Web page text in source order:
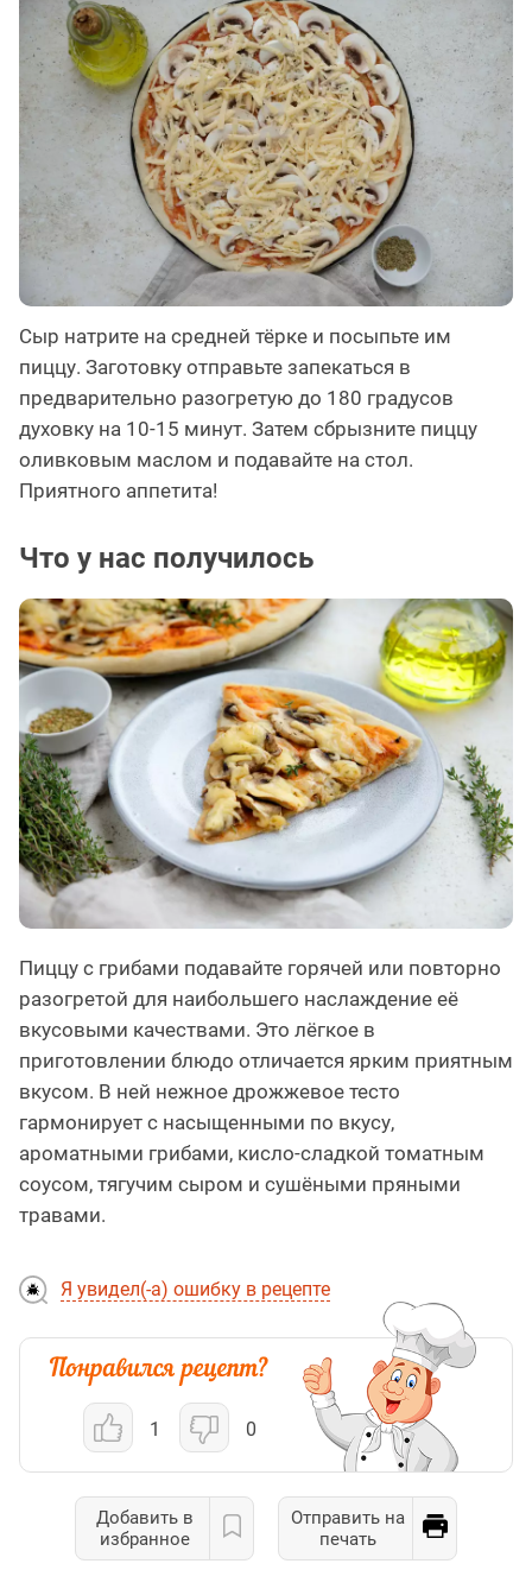
Сыр натрите на средней тёрке и посыпьте им
пиццу. Заготовку отправьте запекаться в
предварительно разогретую до 180 градусов
духовку на 10-15 минут. Затем сбрызните пиццу
оливковым маслом и подавайте на стол.
Приятного аппетита!
Что у нас получилось
Пиццу с грибами подавайте горячей или повторно
разогретой для наибольшего наслаждение её
вкусовыми качествами. Это лёгкое в
приготовлении блюдо отличается ярким приятным
вкусом. В ней нежное дрожжевое тесто
гармонирует с насыщенными по вкусу,
ароматными грибами, кисло-сладкой томатным
соусом, тягучим сыром и сушёными пряными
травами.
Я увидел(-а) ошибку в рецепте
1 0
Добавить в
избранное
Отправить на
печать